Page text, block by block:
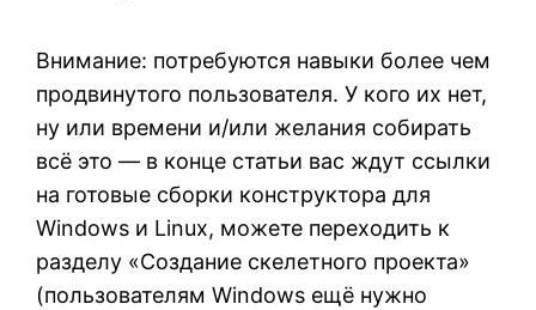
Внимание: потребуются навыки более чем
продвинутого пользователя. У кого их нет,
ну или времени и/или желания собирать
всё это — в конце статьи вас ждут ссылки
на готовые сборки конструктора для
Windows и Linux, можете переходить к
разделу «Создание скелетного проекта»
(пользователям Windows ещё нужно